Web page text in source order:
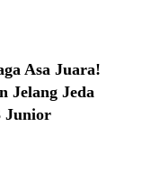
Asa Juara!
Jelang Jeda
Junior